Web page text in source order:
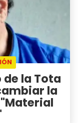
la Tota
la